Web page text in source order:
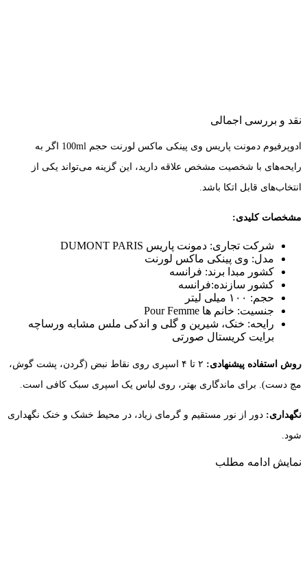
نقد و بررسی اجمالی
ادوپرفیوم دمونت پاریس وی پینکی ماکس لورنت حجم 100ml اگر به
رایحه‌های با شخصیت مشخص علاقه دارید، این گزینه می‌تواند یکی از
انتخاب‌های قابل اتکا باشد.
مشخصات کلیدی:
شرکت تجاری: دمونت پاریس DUMONT PARIS
مدل: وی پینکی ماکس لورنت
کشور مبدا برند: فرانسه
کشور سازنده:فرانسه
حجم: ۱۰۰ میلی لیتر
جنسیت: خانم ها Pour Femme
رایحه: خنک، شیرین و گلی و اندکی ملس مشابه ورساچه
برایت کریستال صورتی
روش استفاده پیشنهادی:
۲ تا ۴ اسپری روی نقاط نبض (گردن، پشت گوش،
مچ دست). برای ماندگاری بهتر، روی لباس یک اسپری سبک کافی است.
نگهداری: دور از نور مستقیم و گرمای زیاد، در محیط خشک و خنک نگهداری
شود.
نمایش ادامه مطلب